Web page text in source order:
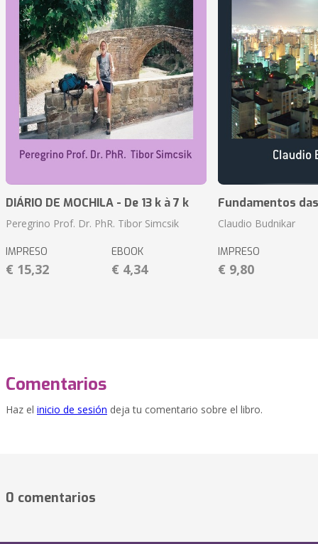
DIÁRIO DE MOCHILA - De 13 k à 7 k
Peregrino Prof. Dr. PhR. Tibor Simcsik
IMPRESO
€ 15,32
EBOOK
€ 4,34
Fundamentos
Claudio Budnikar
IMPRESO
€ 9,80
Comentarios
Haz el inicio de sesión deja tu comentario sobre el libro.
0 comentarios